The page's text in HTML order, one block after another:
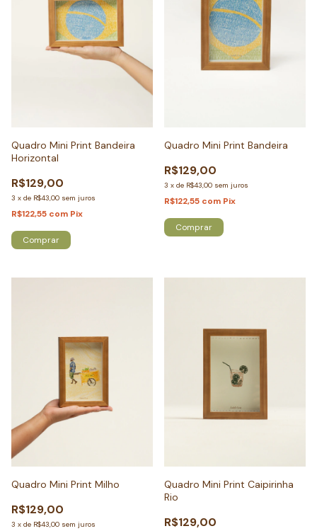
Quadro Mini Print Bandeira
Horizontal
R$129,00
3 x de R$43,00 sem juros
R$122,55 com Pix
Comprar
Quadro Mini Print Bandeira
R$129,00
3 x de R$43,00 sem juros
R$122,55 com Pix
Comprar
Quadro Mini Print Milho
R$129,00
3 x de R$43,00 sem juros
Quadro Mini Print Caipirinha
Rio
R$129,00